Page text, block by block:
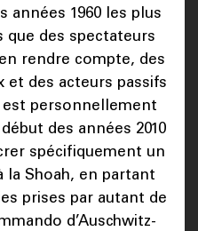
années 1960 les plus
des spectateurs
rendre compte, des
et des acteurs passifs
est personnellement
des années 2010
spécifiquement un
la Shoah, en partant
prises par autant de
d’Auschwitz-